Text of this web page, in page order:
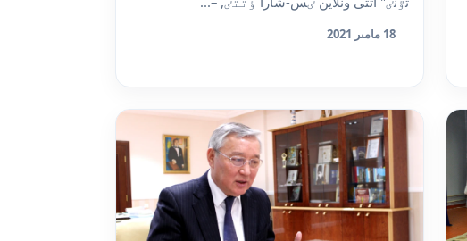
18 مامىر 2021